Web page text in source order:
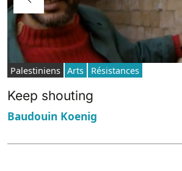
Palestiniens Arts Résistances
Keep shouting
Baudouin Koenig